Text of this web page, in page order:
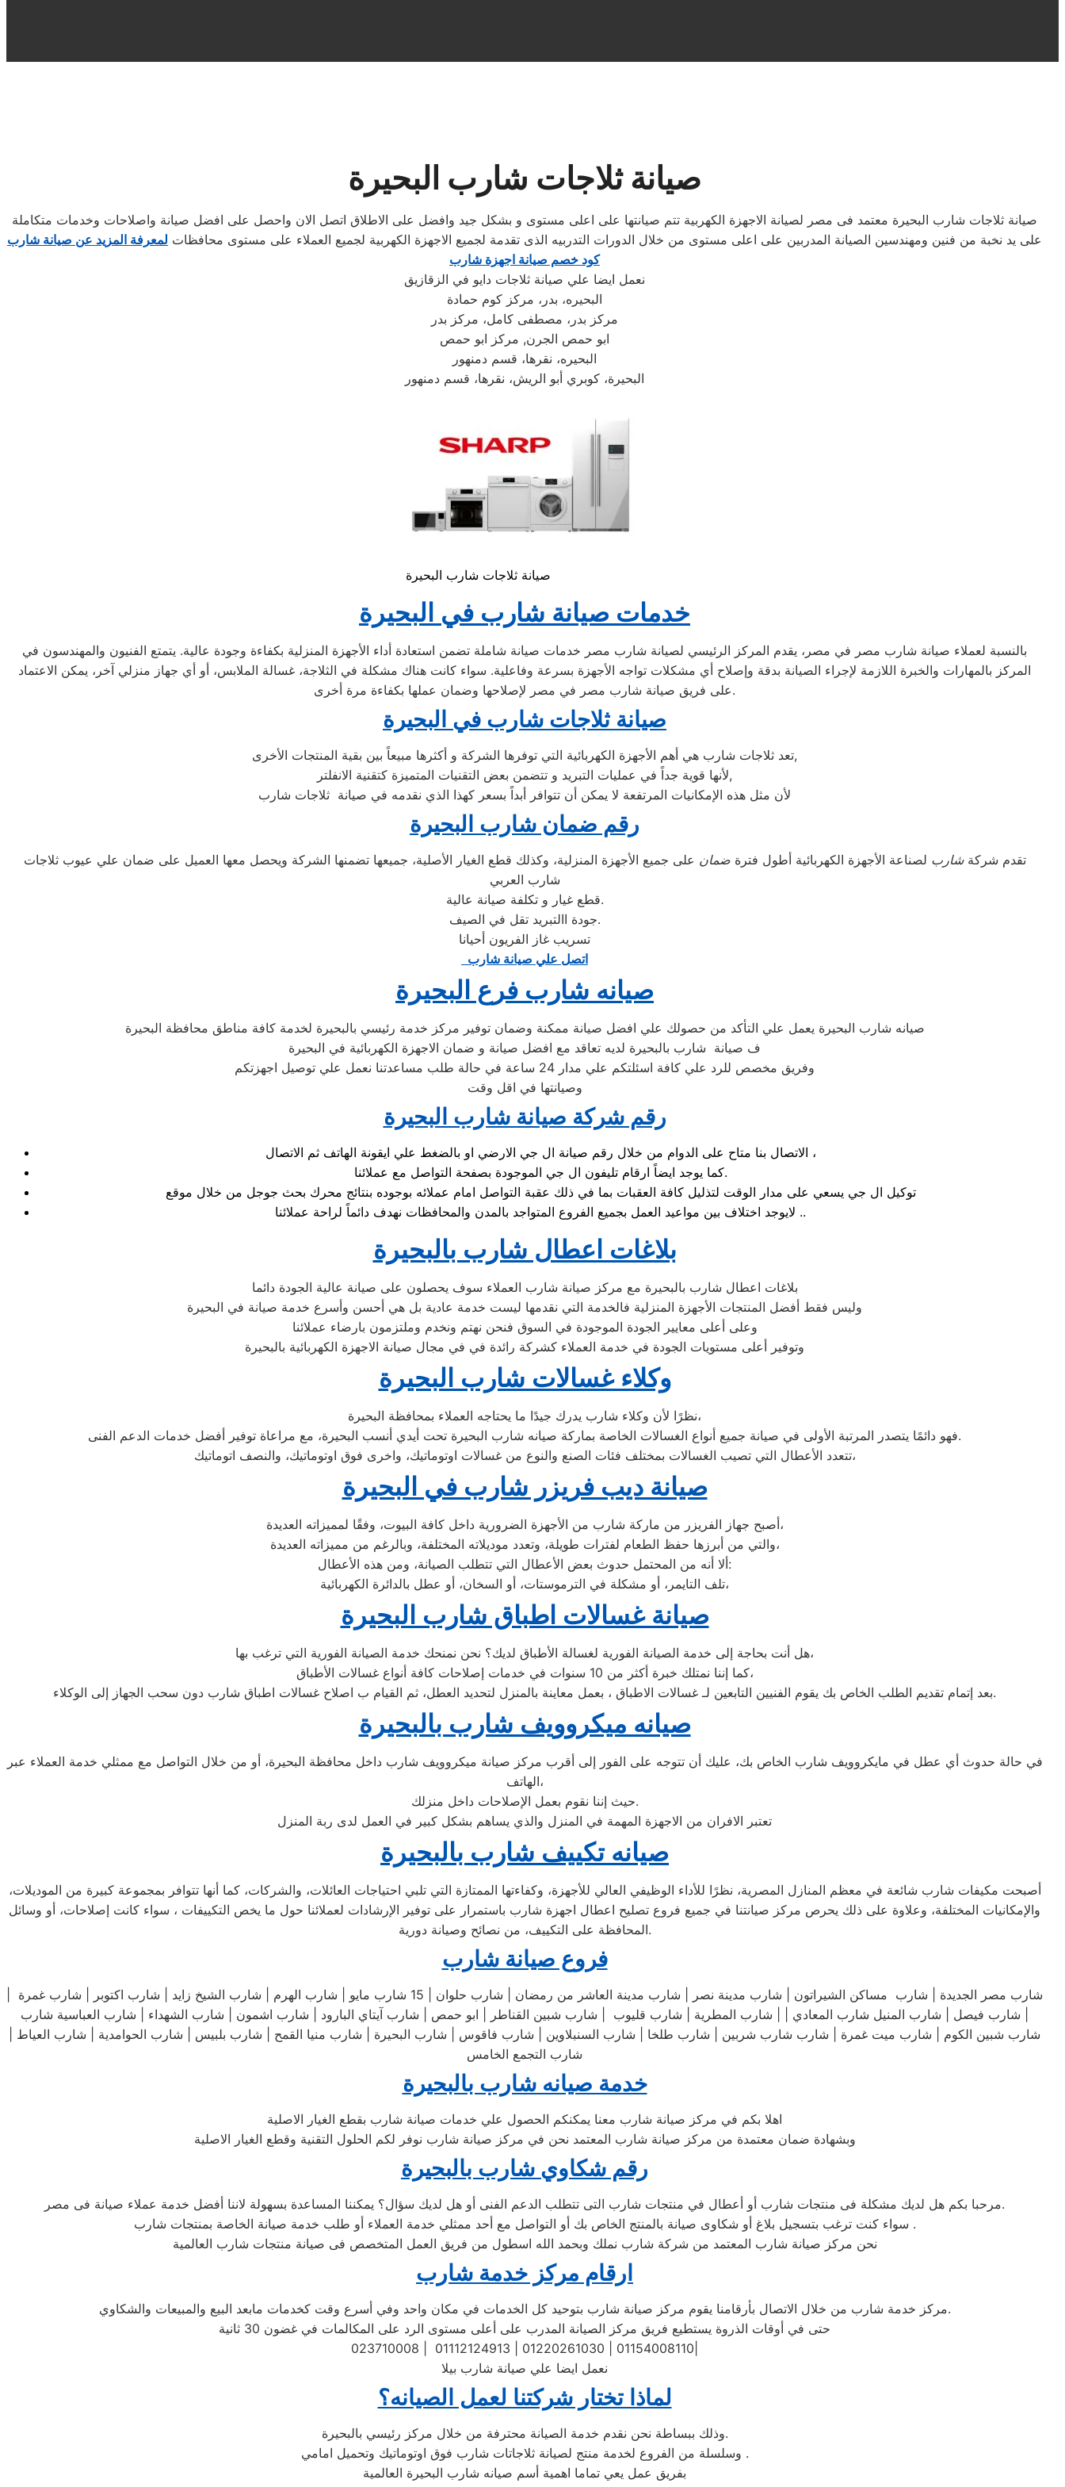
صيانة ثلاجات شارب البحيرة
صيانة ثلاجات شارب البحيرة معتمد فى مصر لصيانة الاجهزة الكهربية تتم صيانتها على اعلى مستوى و بشكل جيد وافضل على الاطلاق اتصل الان واحصل على افضل صيانة واصلاحات وخدمات متكاملة
على يد نخبة من فنين ومهندسين الصيانة المدربين على اعلى مستوى من خلال الدورات التدربيه الذى تقدمة لجميع الاجهزة الكهربية لجميع العملاء على مستوى محافظات لمعرفة المزيد عن صيانة شارب
كود خصم صيانة اجهزة شارب
نعمل ايضا علي صيانة ثلاجات دايو في الزقازيق
البحيره، بدر، مركز كوم حمادة
مركز بدر، مصطفى كامل، مركز بدر
ابو حمص الجرن, مركز ابو حمص
البحيره، نقرها، قسم دمنهور
البحيرة، كوبري أبو الريش، نقرها، قسم دمنهور
صيانة ثلاجات شارب البحيرة
خدمات صيانة شارب في البحيرة
بالنسبة لعملاء صيانة شارب مصر في مصر، يقدم المركز الرئيسي لصيانة شارب مصر خدمات صيانة شاملة تضمن استعادة أداء الأجهزة المنزلية بكفاءة وجودة عالية. يتمتع الفنيون والمهندسون في
المركز بالمهارات والخبرة اللازمة لإجراء الصيانة بدقة وإصلاح أي مشكلات تواجه الأجهزة بسرعة وفاعلية. سواء كانت هناك مشكلة في الثلاجة، غسالة الملابس، أو أي جهاز منزلي آخر، يمكن الاعتماد
على فريق صيانة شارب مصر في مصر لإصلاحها وضمان عملها بكفاءة مرة أخرى.
صيانة ثلاجات شارب في البحيرة
تعد ثلاجات شارب هي أهم الأجهزة الكهربائية التي توفرها الشركة و أكثرها مبيعاً بين بقية المنتجات الأخرى,
لأنها قوية جداً في عمليات التبريد و تتضمن بعض التقنيات المتميزة كتقنية الانفلتر,
لأن مثل هذه الإمكانيات المرتفعة لا يمكن أن تتوافر أبداً بسعر كهذا الذي نقدمه في صيانة ثلاجات شارب
رقم ضمان شارب البحيرة
تقدم شركةشارب لصناعة الأجهزة الكهربائية أطول فترةضمان على جميع الأجهزة المنزلية، وكذلك قطع الغيار الأصلية، جميعها تضمنها الشركة ويحصل معها العميل على ضمان علي عيوب ثلاجات
شارب العربي
قطع غيار و تكلفة صيانة عالية.
جودة االتبريد تقل في الصيف.
تسريب غاز الفريون أحيانا
اتصل علي صيانة شارب
صيانه شارب فرع البحيرة
صيانه شارب البحيرة يعمل علي التأكد من حصولك علي افضل صيانة ممكنة وضمان توفير مركز خدمة رئيسي بالبحيرة لخدمة كافة مناطق محافظة البحيرة
ف صيانة شارب بالبحيرة لديه تعاقد مع افضل صيانة و ضمان الاجهزة الكهربائية في البحيرة
وفريق مخصص للرد علي كافة اسئلتكم علي مدار 24 ساعة في حالة طلب مساعدتنا نعمل علي توصيل اجهزتكم
وصيانتها في اقل وقت
رقم شركة صيانة شارب البحيرة
الاتصال بنا متاح على الدوام من خلال رقم صيانة ال جي الارضي او بالضغط علي ايقونة الهاتف ثم الاتصال ،
كما يوجد ايضاً ارقام تليفون ال جي الموجودة بصفحة التواصل مع عملائنا.
توكيل ال جي يسعي على مدار الوقت لتذليل كافة العقبات بما في ذلك عقبة التواصل امام عملائه بوجوده بنتائج محرك بحث جوجل من خلال موقع
لايوجد اختلاف بين مواعيد العمل بجميع الفروع المتواجد بالمدن والمحافظات نهدف دائماً لراحة عملائنا ..
بلاغات اعطال شارب بالبحيرة
بلاغات اعطال شارب بالبحيرة مع مركز صيانة شارب العملاء سوف يحصلون على صيانة عالية الجودة دائما
وليس فقط أفضل المنتجات الأجهزة المنزلية فالخدمة التي نقدمها ليست خدمة عادية بل هي أحسن وأسرع خدمة صيانة في البحيرة
وعلى أعلى معايير الجودة الموجودة في السوق فنحن نهتم ونخدم وملتزمون بارضاء عملائنا
وتوفير أعلى مستويات الجودة في خدمة العملاء كشركة رائدة في في مجال صيانة الاجهزة الكهربائية بالبحيرة
وكلاء غسالات شارب البحيرة
نظرًا لأن وكلاء شارب يدرك جيدًا ما يحتاجه العملاء بمحافظة البحيرة،
فهو دائمًا يتصدر المرتبة الأولى في صيانة جميع أنواع الغسالات الخاصة بماركة صيانه شارب البحيرة تحت أيدي أنسب البحيرة، مع مراعاة توفير أفضل خدمات الدعم الفنى.
تتعدد الأعطال التي تصيب الغسالات بمختلف فئات الصنع والنوع من غسالات اوتوماتيك، واخرى فوق اوتوماتيك، والنصف اتوماتيك،
صيانة ديب فريزر شارب في البحيرة
أصبح جهاز الفريزر من ماركة شارب من الأجهزة الضرورية داخل كافة البيوت، وفقًا لمميزاته العديدة،
والتي من أبرزها حفظ الطعام لفترات طويلة، وتعدد موديلاته المختلفة، وبالرغم من مميزاته العديدة،
ألا أنه من المحتمل حدوث بعض الأعطال التي تتطلب الصيانة، ومن هذه الأعطال:
تلف التايمر، أو مشكلة في الترموستات، أو السخان، أو عطل بالدائرة الكهربائية،
صيانة غسالات اطباق شارب البحيرة
هل أنت بحاجة إلى خدمة الصيانة الفورية لغسالة الأطباق لديك؟ نحن نمنحك خدمة الصيانة الفورية التي ترغب بها،
كما إننا نمتلك خبرة أكثر من 10 سنوات في خدمات إصلاحات كافة أنواع غسالات الأطباق،
بعد إتمام تقديم الطلب الخاص بك يقوم الفنيين التابعين لـ غسالات الاطباق ، بعمل معاينة بالمنزل لتحديد العطل، ثم القيام ب اصلاح غسالات اطباق شارب دون سحب الجهاز إلى الوكلاء.
صيانه ميكروويف شارب بالبحيرة
في حالة حدوث أي عطل في مايكروويف شارب الخاص بك، عليك أن تتوجه على الفور إلى أقرب مركز صيانة ميكروويف شارب داخل محافظة البحيرة، أو من خلال التواصل مع ممثلي خدمة العملاء عبر
الهاتف،
حيث إننا نقوم بعمل الإصلاحات داخل منزلك.
تعتبر الافران من الاجهزة المهمة في المنزل والذي يساهم بشكل كبير في العمل لدى ربة المنزل
صيانه تكييف شارب بالبحيرة
أصبحت مكيفات شارب شائعة في معظم المنازل المصرية، نظرًا للأداء الوظيفي العالي للأجهزة، وكفاءتها الممتازة التي تلبي احتياجات العائلات، والشركات، كما أنها تتوافر بمجموعة كبيرة من الموديلات،
والإمكانيات المختلفة، وعلاوة على ذلك يحرص مركز صيانتنا في جميع فروع تصليح اعطال اجهزة شارب باستمرار على توفير الإرشادات لعملائنا حول ما يخص التكييفات ، سواء كانت إصلاحات، أو وسائل
المحافظة على التكييف، من نصائح وصيانة دورية.
فروع صيانة شارب
شارب مصر الجديدة | شارب مساكن الشيراتون | شارب مدينة نصر | شارب مدينة العاشر من رمضان | شارب حلوان | 15 شارب مايو | شارب الهرم | شارب الشيخ زايد | شارب اكتوبر | شارب غمرة |
شارب شبين الكوم | شارب ميت غمرة | شارب شارب شربين | شارب طلخا | شارب السنبلاوين | شارب فاقوس | شارب البحيرة | شارب منيا القمح | شارب بلبيس | شارب الحوامدية | شارب العياط |
شارب التجمع الخامس
خدمة صيانه شارب بالبحيرة
اهلا بكم في مركز صيانة شارب معنا يمكنكم الحصول علي خدمات صيانة شارب بقطع الغيار الاصلية
وبشهادة ضمان معتمدة من مركز صيانة شارب المعتمد نحن في مركز صيانة شارب نوفر لكم الحلول التقنية وقطع الغيار الاصلية
رقم شكاوي شارب بالبحيرة
مرحبا بكم هل لديك مشكلة فى منتجات شارب أو أعطال في منتجات شارب التى تتطلب الدعم الفنى أو هل لديك سؤال؟ يمكننا المساعدة بسهولة لاننا أفضل خدمة عملاء صيانة فى مصر.
سواء كنت ترغب بتسجيل بلاغ أو شكاوى صيانة بالمنتج الخاص بك أو التواصل مع أحد ممثلي خدمة العملاء أو طلب خدمة صيانة الخاصة بمنتجات شارب .
نحن مركز صيانة شارب المعتمد من شركة شارب نملك وبحمد الله اسطول من فريق العمل المتخصص فى صيانة منتجات شارب العالمية
ارقام مركز خدمة شارب
مركز خدمة شارب من خلال الاتصال بأرقامنا يقوم مركز صيانة شارب بتوحيد كل الخدمات في مكان واحد وفي أسرع وقت كخدمات مابعد البيع والمبيعات والشكاوي.
حتى في أوقات الذروة يستطيع فريق مركز الصيانة المدرب على أعلى مستوى الرد على المكالمات في غضون 30 ثانية
023710008 | 01112124913 | 01220261030 | 01154008110|
نعمل ايضا علي صيانة شارب بيلا
لماذا تختار شركتنا لعمل الصيانه؟
وذلك ببساطة نحن نقدم خدمة الصيانة محترفة من خلال مركز رئيسي بالبحيرة.
وسلسلة من الفروع لخدمة منتج لصيانة ثلاجاتات شارب فوق اوتوماتيك وتحميل امامي .
بفريق عمل يعي تماما اهمية أسم صيانه شارب البحيرة العالمية